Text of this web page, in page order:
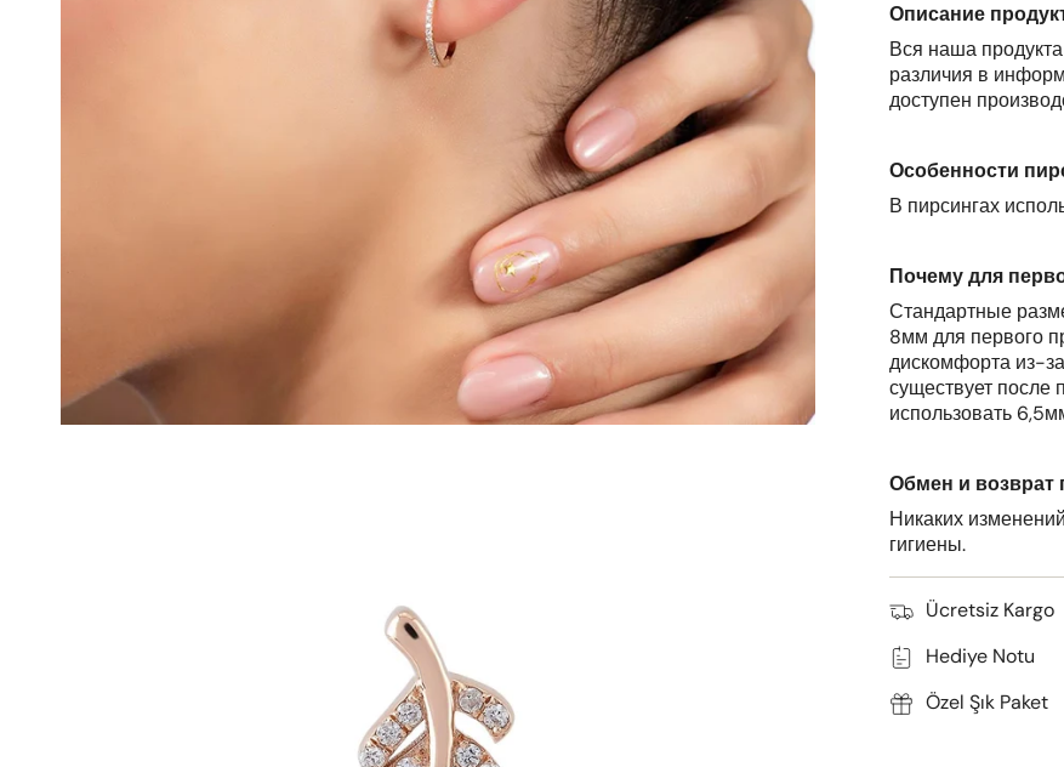
Описание
Вся наша
различия в
доступен
Особенности
В пирсингах
Почему для
Стандартные
8мм для первого
дискомфорта из-
существует после
использовать
Обмен и возврат
Никаких
гигиены.
Ücretsiz Kargo
Hediye Notu
Özel Şık Paket